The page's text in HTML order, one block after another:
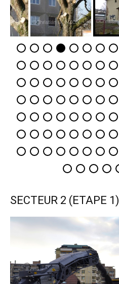
SECTEUR 2 (ETAPE 1)